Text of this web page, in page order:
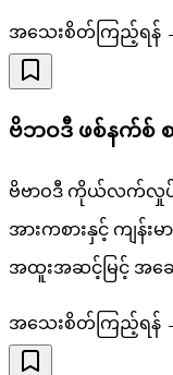
အသေးစိတ်ကြည့်ရန်
ဗိဘဝဒီ ဖစ်နက်စ်
ဗိဗာဝဒီ ကိုယ်လက်လှု
အားကစားနှင့် ကျန်း
အထူးအဆင့်မြင့် အဆ
အသေးစိတ်ကြည့်ရန်